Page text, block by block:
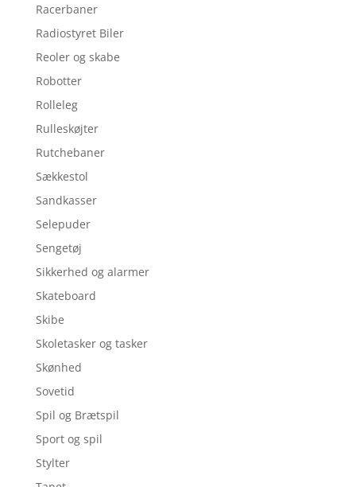
Racerbaner
Radiostyret Biler
Reoler og skabe
Robotter
Rolleleg
Rulleskøjter
Rutchebaner
Sækkestol
Sandkasser
Selepuder
Sengetøj
Sikkerhed og alarmer
Skateboard
Skibe
Skoletasker og tasker
Skønhed
Sovetid
Spil og Brætspil
Sport og spil
Stylter